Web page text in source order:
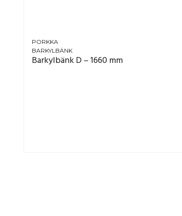
PORKKA
BARKYLBÄNK
Barkylbänk D – 1660 mm